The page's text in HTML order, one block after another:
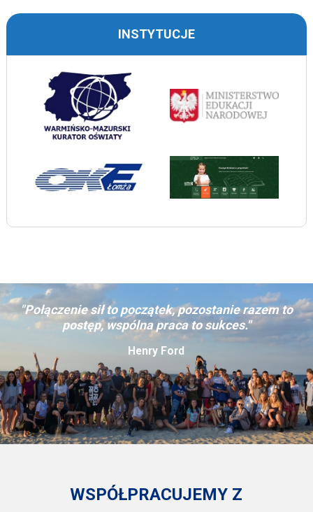
INSTYTUCJE
"Połączenie sił to początek, pozostanie razem to
postęp, wspólna praca to sukces."
Henry Ford
WSPÓŁPRACUJEMY Z